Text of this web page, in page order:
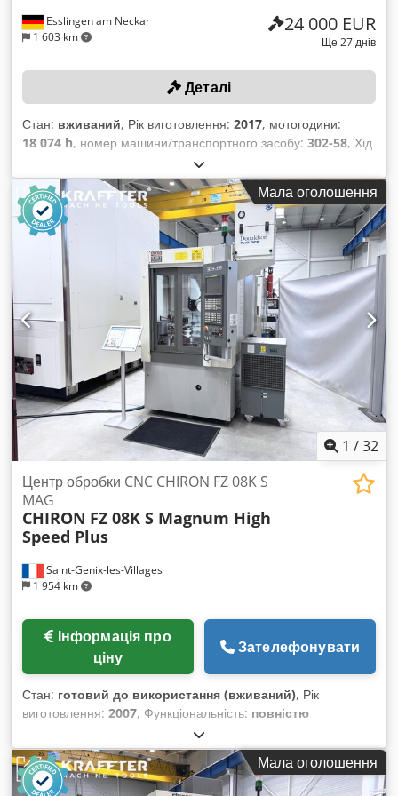
Esslingen am Neckar
1 603 km
24 000 EUR
Ще 27 днів
Деталі
Стан: вживаний, Рік виготовлення: 2017, мотогодини:
18 074 h, номер машини/транспортного засобу: 302-58, Хід
по осях (X/Y/Z): 550/300/425 мм, максимальна швидкість
обертання шпинделя: 10 500 об/хв, конус для інструменту
SK 40, вага верстата: 6500 кг, система управління SIEMENS
Sinumerik 840 D, транспортер для стружки KNOLL 600 K-
1/320, стрічковий фільтрувальний пристрій BÜRENER
MASCHINENFABRIK KA M. TPF 150/510S, рік випуску: 2017,
змінний стіл. Емульсія для свердління/змащувальні
матеріали повинні належним чином відсмоктуватися та
утилізуватися замовником. Codpezqy Utjfx Abboha
Мала оголошення
1 /32
Saint-Genix-les-Villages
1 954 km
Центр обробки CNC CHIRON FZ 08K S
MAG
CHIRON FZ 08K S Magnum High
Speed Plus
ціну
Зателефонувати
Стан: готовий до використання (вживаний), Рік
виготовлення: 2007, Функціональність: повністю
, відстань переміщення по осі X:
відстань переміщення по осі Y:270 мм, відстань
переміщення осі Z:310 мм, швидкий хід по осі X:75 м/хв,
швидке переміщення по осі Y:
75 м/хв, швидкий хід по осі
Мала оголошення